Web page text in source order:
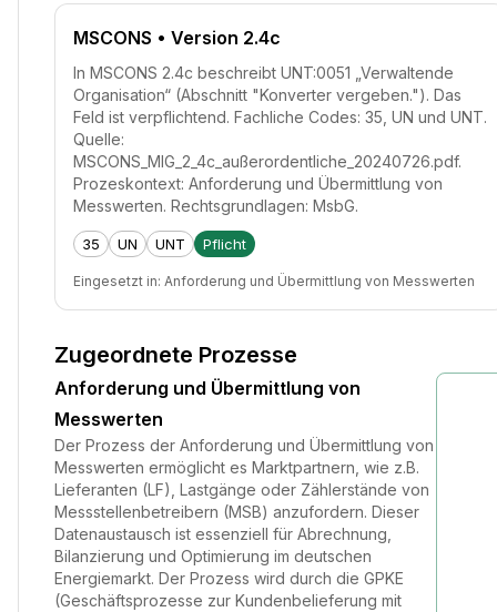
MSCONS • Version 2.4c
In MSCONS 2.4c beschreibt UNT:0051 „Verwaltende
Organisation“ (Abschnitt "Konverter vergeben."). Das
Feld ist verpflichtend. Fachliche Codes: 35, UN und UNT.
Quelle:
MSCONS_MIG_2_4c_außerordentliche_20240726.pdf.
Prozeskontext: Anforderung und Übermittlung von
Messwerten. Rechtsgrundlagen: MsbG.
35 UN UNT Pflicht
Eingesetzt in: Anforderung und Übermittlung von Messwerten
Zugeordnete Prozesse
Anforderung und Übermittlung von
Messwerten
Der Prozess der Anforderung und Übermittlung von
Messwerten ermöglicht es Marktpartnern, wie z.B.
Lieferanten (LF), Lastgänge oder Zählerstände von
Messstellenbetreibern (MSB) anzufordern. Dieser
Datenaustausch ist essenziell für Abrechnung,
Bilanzierung und Optimierung im deutschen
Energiemarkt. Der Prozess wird durch die GPKE
(Geschäftsprozesse zur Kundenbelieferung mit